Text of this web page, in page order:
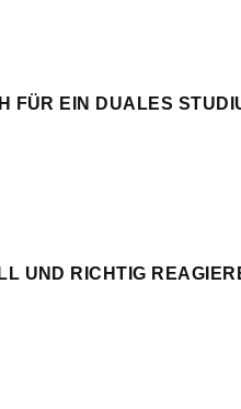
FÜR EIN DUALES
UND RICHTIG